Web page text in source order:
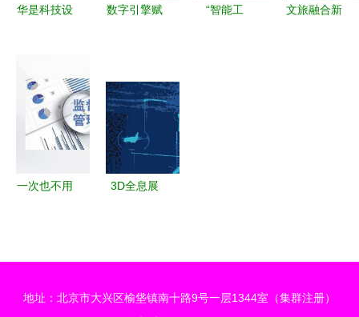
华是科技设
布局集成电
路与数字技
术服务新赛
道
数字引擎赋
沙智能工厂
获国家级试
点示范的启
示
“智能工
文旅融合新
一次也不用
术服务案例
3D全息展
地址：北京市大兴区榆垡镇南十路9号一层1344室（集群注册）